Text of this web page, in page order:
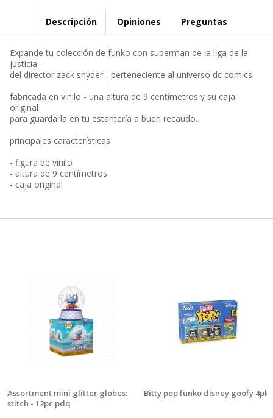
Descripción Opiniones Preguntas
Expande tu colección de funko con superman de la liga de la
justicia -
del director zack snyder - perteneciente al universo dc comics.
fabricada en vinilo - una altura de 9 centímetros y su caja
original
para guardarla en tu estantería a buen recaudo.
principales características
- figura de vinilo
- altura de 9 centímetros
- caja original
Assortment mini glitter globes:
stitch - 12pc pdq
Bitty pop funko disney goofy 4pk